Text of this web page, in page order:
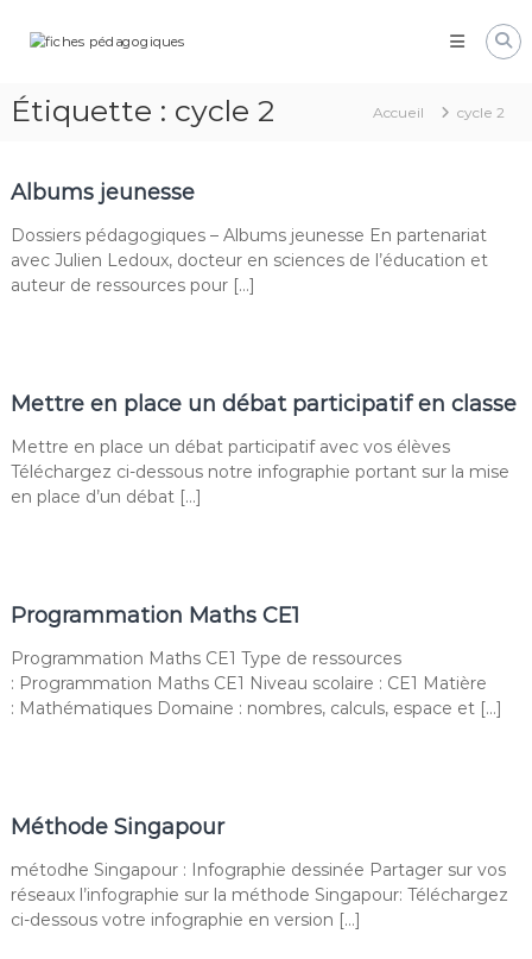
Pôle
Pédagogiques
Développer
cognitives
de
élèves
Étiquette : cycle 2 Accueil cycle 2
Albums jeunesse
Dossiers pédagogiques – Albums jeunesse En partenariat
avec Julien Ledoux, docteur en sciences de l’éducation et
auteur de ressources pour […]
Mettre en place un débat participatif en classe
Mettre en place un débat participatif avec vos élèves
Téléchargez ci-dessous notre infographie portant sur la mise
en place d’un débat […]
Programmation Maths CE1
Programmation Maths CE1 Type de ressources
: Programmation Maths CE1 Niveau scolaire : CE1 Matière
: Mathématiques Domaine : nombres, calculs, espace et […]
Méthode Singapour
métodhe Singapour : Infographie dessinée Partager sur vos
réseaux l’infographie sur la méthode Singapour: Téléchargez
ci-dessous votre infographie en version […]